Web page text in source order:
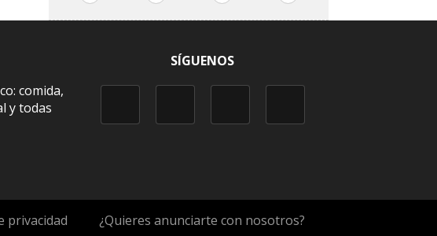
comida,
y todas
SÍGUENOS
privacidad ¿Quieres anunciarte con nosotros?